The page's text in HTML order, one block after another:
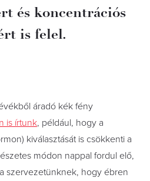
és koncentrációs
is felel.
áradó kék fény
is írtunk, például, hogy a
kiválasztását is csökkenti a
módon nappal fordul elő,
szervezetünknek, hogy ébren